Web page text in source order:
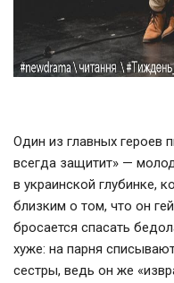
Один из главных героев
всегда защитит» —
в украинской глубинке,
близким о том, что он
бросается спасать
хуже: на парня
сестры, ведь он же